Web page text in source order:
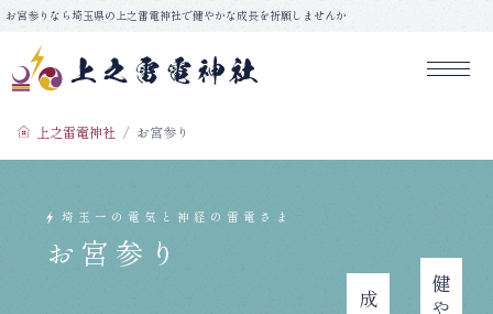
コ
ン
お宮参りなら埼玉県の上之雷電神社で健やかな成長を祈願しませんか
上之雷電神社 お宮参り
お宮参り